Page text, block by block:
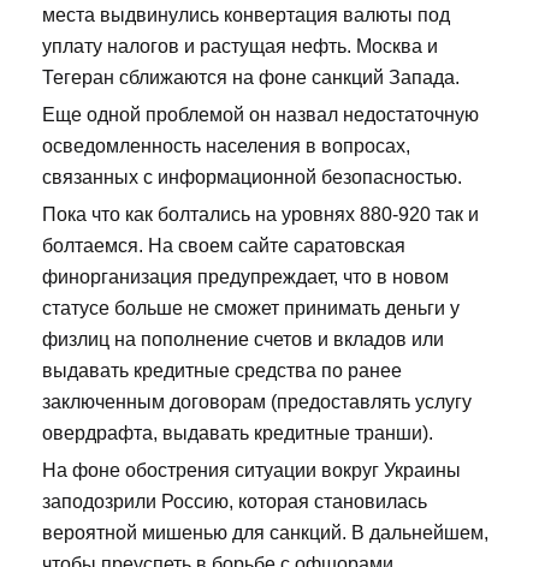
места выдвинулись конвертация валюты под
уплату налогов и растущая нефть. Москва и
Тегеран сближаются на фоне санкций Запада.
Еще одной проблемой он назвал недостаточную
осведомленность населения в вопросах,
связанных с информационной безопасностью.
Пока что как болтались на уровнях 880-920 так и
болтаемся. На своем сайте саратовская
финорганизация предупреждает, что в новом
статусе больше не сможет принимать деньги у
физлиц на пополнение счетов и вкладов или
выдавать кредитные средства по ранее
заключенным договорам (предоставлять услугу
овердрафта, выдавать кредитные транши).
На фоне обострения ситуации вокруг Украины
заподозрили Россию, которая становилась
вероятной мишенью для санкций. В дальнейшем,